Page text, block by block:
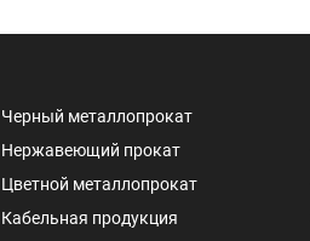
Черный металлопрокат
Нержавеющий прокат
Цветной металлопрокат
Кабельная продукция